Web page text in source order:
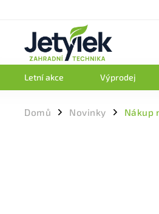
Letní akce Výprodej
Domů / Novinky / Nákup